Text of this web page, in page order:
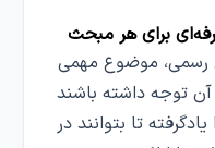
برای هر مبحث
رسمی، موضوع مهمی
توجه داشته باشند
تا بتوانند در